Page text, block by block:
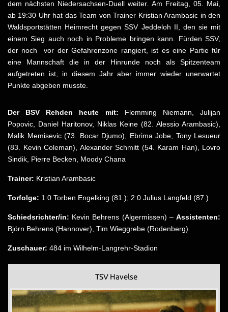
dem nächsten Niedersachsen-Duell weiter. Am Freitag, 05. Mai,
ab 19:30 Uhr hat das Team von Trainer Kristian Arambasic in den
Waldsportstätten Heimrecht gegen SSV Jeddeloh II, den sie mit
einem Sieg auch noch in Probleme bringen kann. Fürden SSV,
der noch vor der Gefahrenzone rangiert, ist es eine Partie für
eine Mannschaft die in der Hinrunde noch als Spitzenteam
aufgetreten ist, in diesem Jahr aber immer wieder unerwartet
Punkte abgeben musste.
Der BSV Rehden heute mit: Flemming Niemann, Julijan
Popovic, Daniel Haritonov, Niklas Keine (82. Alessio Arambasic),
Malik Memisevic (73. Bocar Djumo), Ebrima Jobe, Tony Lesueur
(83. Kevin Coleman), Alexander Schmitt (54. Karam Han), Lovro
Sindik, Pierre Becken, Moody Chana
Trainer: Kristian Arambasic
Torfolge: 1:0 Torben Engelking (81.); 2:0 Julius Langfeld (87.)
Schiedsrichter/in: Kevin Behrens (Algermissen) – Assistenten:
Björn Behrens (Hannover), Tim Wieggrebe (Rodenberg)
Zuschauer: 484 im Wilhelm-Langrehr-Stadion
TSV Havelse